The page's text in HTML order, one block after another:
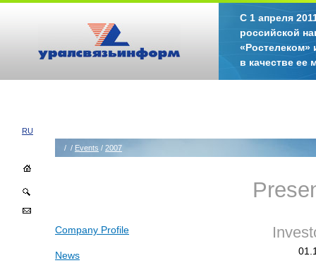
С 1 апреля
российской
«Ростелеком»
в качестве ее
RU
/ / Events / 2007
Company Profile
News